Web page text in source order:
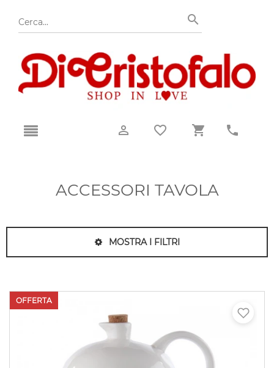
ACCESSORI TAVOLA
MOSTRA I FILTRI